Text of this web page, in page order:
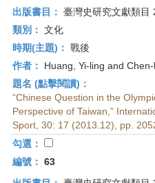
出版書目： 臺灣史研究文獻類目
類別： 文化
時期(主題)： 戰後
作者：
Huang, Yi-ling and
題名 (點擊閱讀)：
“Chinese Question in the
Perspective of Taiwan,”
Sport, 30: 17 (2013.12), pp.
勾選：
編號： 63